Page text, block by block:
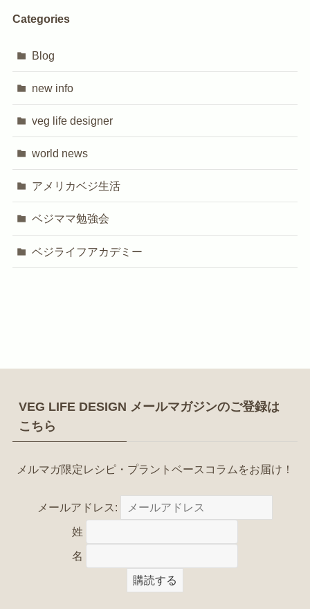
Categories
Blog
new info
veg life designer
world news
アメリカベジ生活
ベジママ勉強会
ベジライフアカデミー
VEG LIFE DESIGN メールマガジンのご登録は
こちら
メルマガ限定レシピ・プラントベースコラムをお届け！
メールアドレス:
姓
名